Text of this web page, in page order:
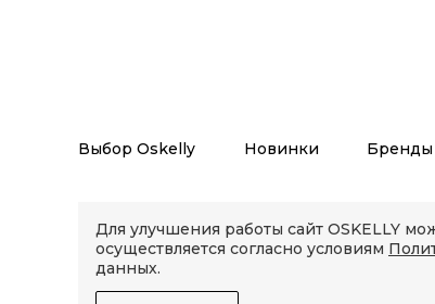
Выбор Oskelly Новинки Бренды
Для улучшения работы сайт OSKELLY
осуществляется согласно условиям
данных.